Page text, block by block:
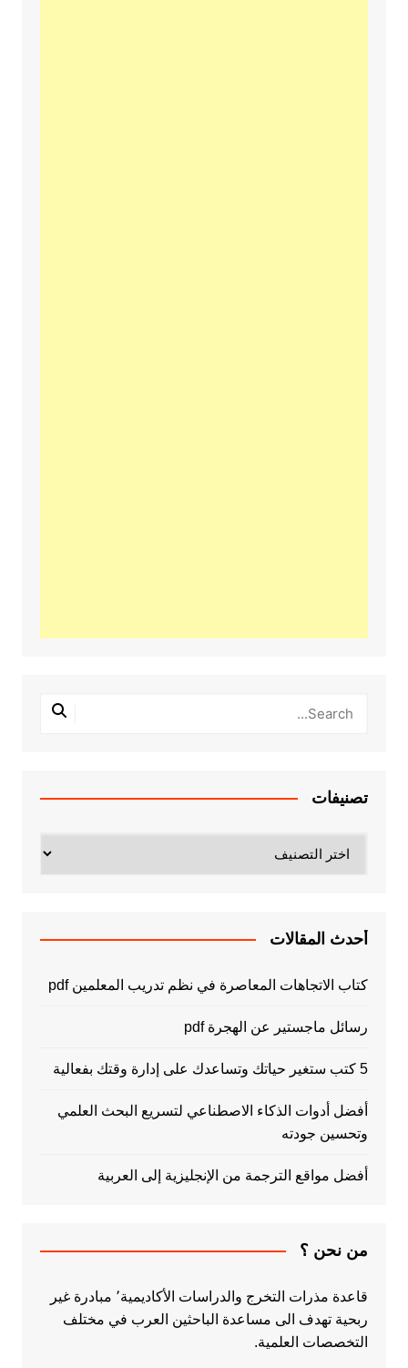
تصنيفات
أحدث المقالات
كتاب الاتجاهات المعاصرة في نظم تدريب المعلمين pdf
رسائل ماجستير عن الهجرة pdf
5 كتب ستغير حياتك وتساعدك على إدارة وقتك بفعالية
أفضل أدوات الذكاء الاصطناعي لتسريع البحث العلمي
وتحسين جودته
أفضل مواقع الترجمة من الإنجليزية إلى العربية
من نحن ؟
قاعدة مذرات التخرج والدراسات الأكاديمية٬ مبادرة غير
ربحية تهدف الى مساعدة الباحثين العرب في مختلف
التخصصات العلمية.